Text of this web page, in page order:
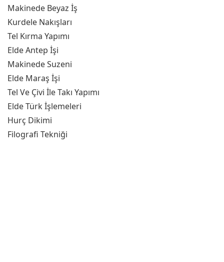
Makinede Beyaz İş
Kurdele Nakışları
Tel Kırma Yapımı
Elde Antep İşi
Makinede Suzeni
Elde Maraş İşi
Tel Ve Çivi İle Takı Yapımı
Elde Türk İşlemeleri
Hurç Dikimi
Filografi Tekniği